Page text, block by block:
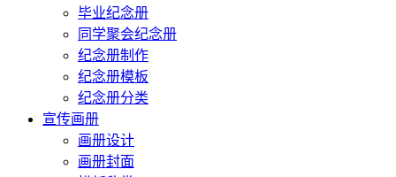
毕业纪念册
同学聚会纪念册
纪念册制作
纪念册模板
纪念册分类
宣传画册
画册设计
画册封面